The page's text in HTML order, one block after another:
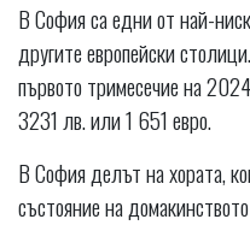
В София са едни от най-
другите европейски
първото тримесечие на
3231 лв. или 1 651 евро.
В София делът на хората,
състояние на